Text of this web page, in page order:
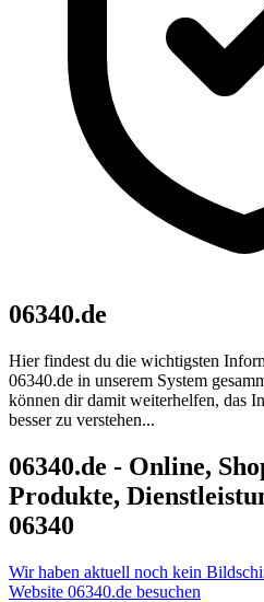
06340.de
Hier findest du die wichtigsten
06340.de in unserem System
können dir damit weiterhelfen, das
besser zu verstehen...
06340.de - Online,
Produkte,
06340
Wir haben aktuell noch kein
Website 06340.de besuchen